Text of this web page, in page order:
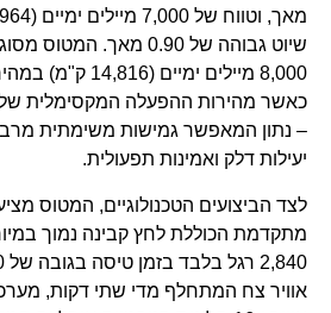
שיוט גבוהה של 0.90
– נתון המאפשר גמישות משימתית
יעילות דלק ואמינות תפעולית.
לצד הביצועים הטכנולוגיים, המטוס
מתקדמת הכוללת לחץ קבינה נמוך
אוויר צח המתחלף מדי שתי דקות,